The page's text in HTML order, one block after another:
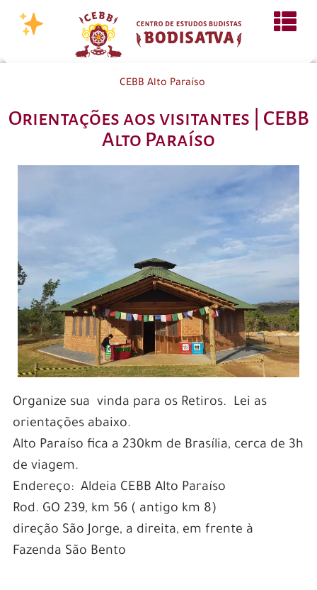
CEBB Alto Paraíso
Orientações aos visitantes | CEBB
Alto Paraíso
Organize sua vinda para os Retiros. Lei as
orientações abaixo.
Alto Paraíso fica a 230km de Brasília, cerca de 3h
de viagem.
Endereço: Aldeia CEBB Alto Paraíso
Rod. GO 239, km 56 ( antigo km 8)
direção São Jorge, a direita, em frente à
Fazenda São Bento